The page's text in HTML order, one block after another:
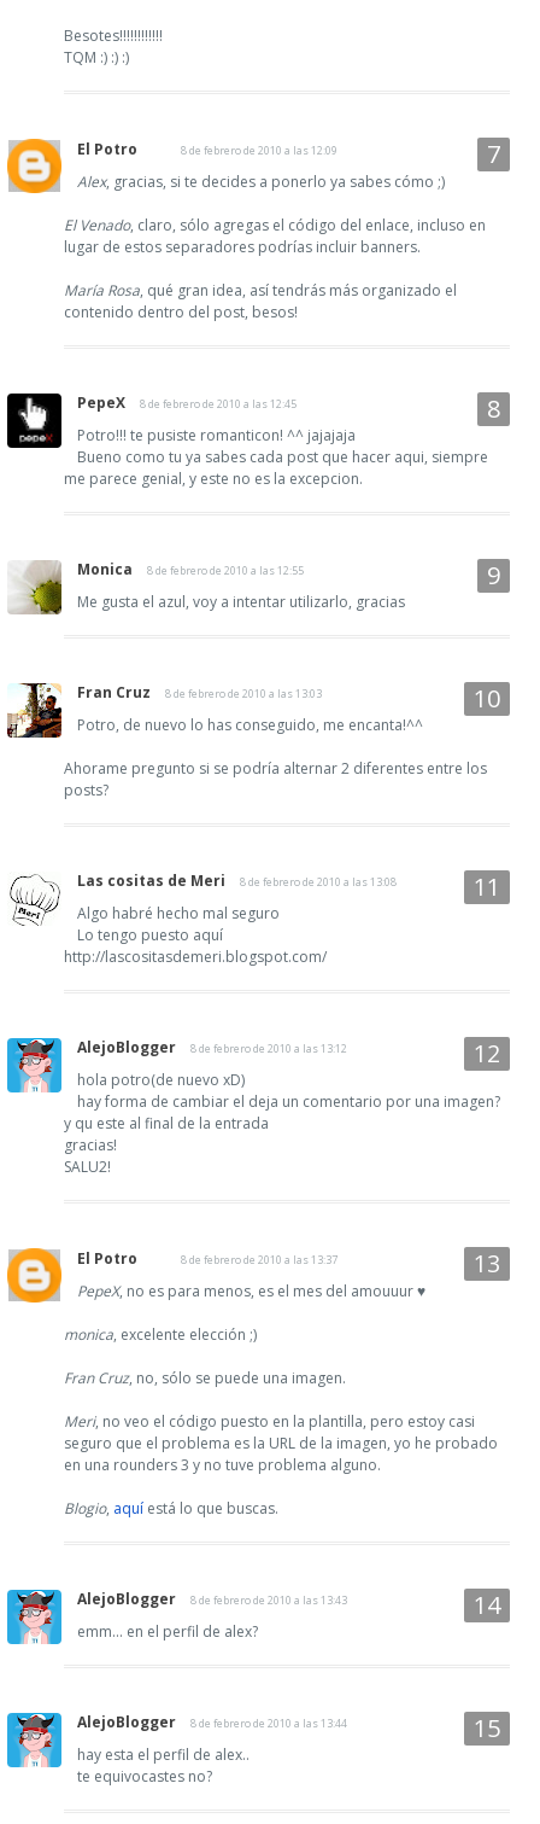
Besotes!!!!!!!!!!!!
TQM :) :) :)
El Potro 8 de febrero de 2010 a las 12:09
Alex, gracias, si te decides a ponerlo ya sabes cómo ;)
El Venado, claro, sólo agregas el código del enlace, incluso en
lugar de estos separadores podrías incluir banners.
María Rosa, qué gran idea, así tendrás más organizado el
contenido dentro del post, besos!
PepeX 8 de febrero de 2010 a las 12:45
Potro!!! te pusiste romanticon! ^^ jajajaja
Bueno como tu ya sabes cada post que hacer aqui, siempre
me parece genial, y este no es la excepcion.
Monica 8 de febrero de 2010 a las 12:55
Me gusta el azul, voy a intentar utilizarlo, gracias
Fran Cruz 8 de febrero de 2010 a las 13:03
Potro, de nuevo lo has conseguido, me encanta!^^
Ahorame pregunto si se podría alternar 2 diferentes entre los
posts?
Las cositas de Meri 8 de febrero de 2010 a las 13:08
Algo habré hecho mal seguro
Lo tengo puesto aquí
http://lascositasdemeri.blogspot.com/
AlejoBlogger 8 de febrero de 2010 a las 13:12
hola potro(de nuevo xD)
hay forma de cambiar el deja un comentario por una imagen?
y qu este al final de la entrada
gracias!
SALU2!
El Potro 8 de febrero de 2010 a las 13:37
PepeX, no es para menos, es el mes del amouuur ♥
monica, excelente elección ;)
Fran Cruz, no, sólo se puede una imagen.
Meri, no veo el código puesto en la plantilla, pero estoy casi
seguro que el problema es la URL de la imagen, yo he probado
en una rounders 3 y no tuve problema alguno.
Blogio, aquí está lo que buscas.
AlejoBlogger 8 de febrero de 2010 a las 13:43
emm... en el perfil de alex?
AlejoBlogger 8 de febrero de 2010 a las 13:44
hay esta el perfil de alex..
te equivocastes no?